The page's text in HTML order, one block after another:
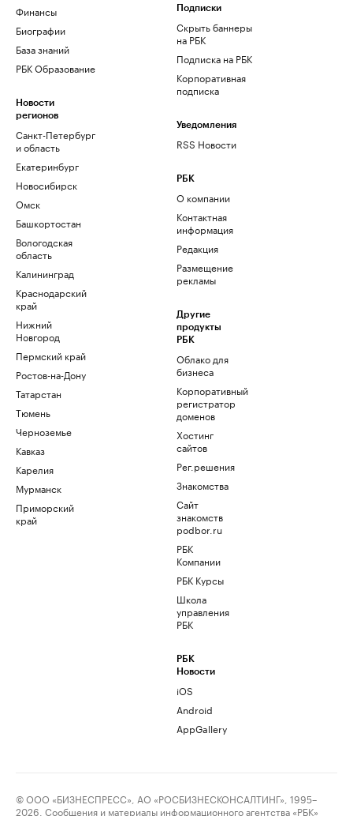
Финансы
Биографии
База знаний
РБК Образование
Новости
регионов
Санкт-Петербург
и область
Екатеринбург
Новосибирск
Омск
Башкортостан
Вологодская
область
Калининград
Краснодарский
край
Нижний
Новгород
Пермский край
Ростов-на-Дону
Татарстан
Тюмень
Черноземье
Кавказ
Карелия
Мурманск
Приморский
край
Подписки
Скрыть баннеры
на РБК
Подписка на РБК
Корпоративная
подписка
Уведомления
RSS Новости
РБК
О компании
Контактная
информация
Редакция
Размещение
рекламы
Другие
продукты
РБК
Облако для
бизнеса
Корпоративный
регистратор
доменов
Хостинг
сайтов
Рег.решения
Знакомства
Сайт
знакомств
podbor.ru
РБК
Компании
РБК Курсы
Школа
управления
РБК
РБК
Новости
iOS
Android
AppGallery
© ООО «БИЗНЕСПРЕСС», АО «РОСБИЗНЕСКОНСАЛТИНГ», 1995–
2026. Сообщения и материалы информационного агентства «РБК»